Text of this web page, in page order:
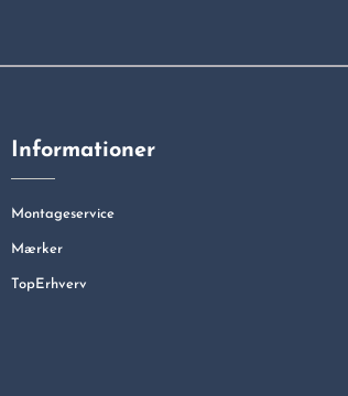
Informationer
Montageservice
Mærker
TopErhverv